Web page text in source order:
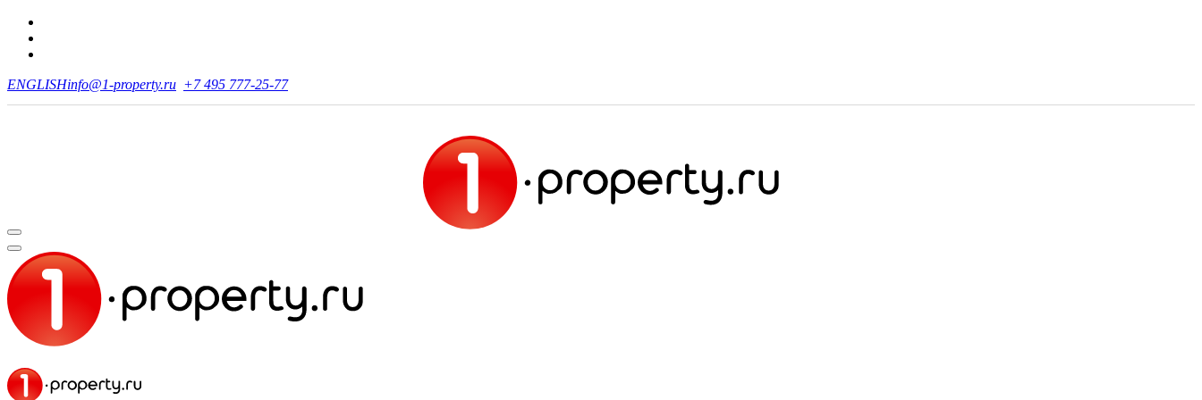
ENGLISHinfo@1-property.ru +7 495 777-25-77